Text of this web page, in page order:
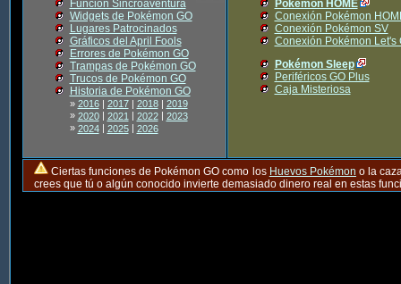
Función Sincroaventura
Widgets de Pokémon GO
Lugares Patrocinados
Gráficos del April Fools
Errores de Pokémon GO
Trampas de Pokémon GO
Trucos de Pokémon GO
Historia de Pokémon GO
» 2016| 2017| 2018| 2019
» 2020| 2021| 2022| 2023
» 2024| 2025| 2026
Pokémon HOME
Conexión Pokémon
Conexión Pokémon SV
Conexión Pokémon Let's
Pokémon Sleep
Periféricos GO Plus
Caja Misteriosa
Ciertas funciones de Pokémon GO como los Huevos Pokémon o la
crees que tú o algún conocido invierte demasiado dinero real en estas